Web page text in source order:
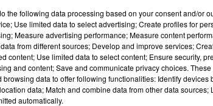
acteur pour les équidés. Sa principale
efficace quand ledit cheval n'a pas
son propriétaire, a décidé d'en rire.
the following data processing based on your consent and/or
Use limited data to select advertising; Create profiles for
Measure advertising performance; Measure content
from different sources; Develop and improve services;
content; Use limited data to select content; Ensure security,
and content; Save and communicate privacy choices.
browsing data to offer following functionalities: Identify devices
data; Match and combine data from other data
automatically.